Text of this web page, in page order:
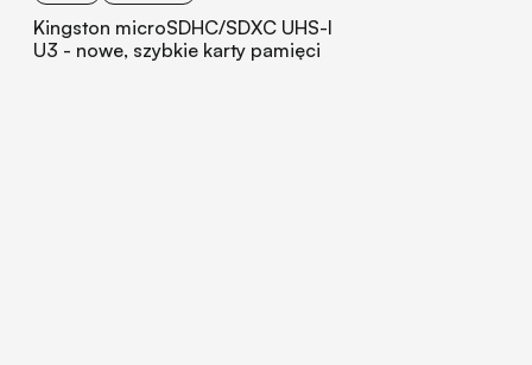
Kingston microSDHC/SDXC UHS-I
U3 - nowe, szybkie karty pamięci